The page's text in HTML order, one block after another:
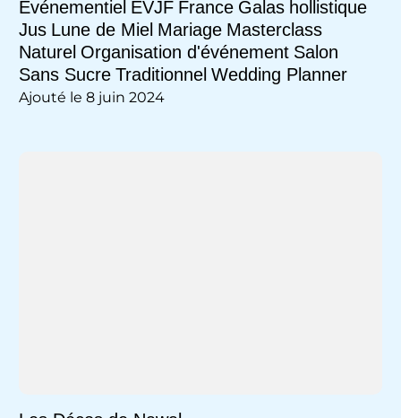
Evénementiel EVJF France Galas hollistique
Jus Lune de Miel Mariage Masterclass
Naturel Organisation d'événement Salon
Sans Sucre Traditionnel Wedding Planner
Ajouté le 8 juin 2024